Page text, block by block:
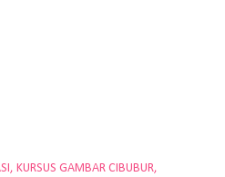
KURSUS GAMBAR CIBUBUR